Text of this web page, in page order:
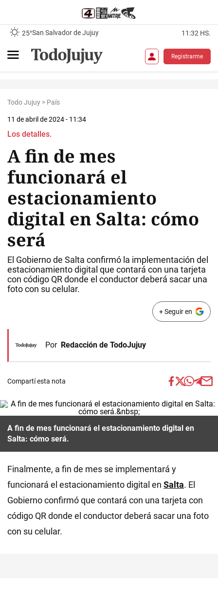
25°San Salvador de Jujuy 11:32 HS.
Registrarme
Todo Jujuy > País
11 de abril de 2024 - 11:34
Los detalles.
A fin de mes
funcionará el
estacionamiento
digital en Salta: cómo
será
El Gobierno de Salta confirmó la implementación del
estacionamiento digital que contará con una tarjeta
con código QR donde el conductor deberá sacar una
foto con su celular.
+ Seguir en
Por Redacción de TodoJujuy
Compartí esta nota
A fin de mes funcionará el estacionamiento digital en
Salta: cómo será.
Finalmente, a fin de mes se implementará y
funcionará el estacionamiento digital en Salta. El
Gobierno confirmó que contará con una tarjeta con
código QR donde el conductor deberá sacar una foto
con su celular.